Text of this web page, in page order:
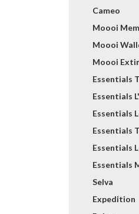
Cameo
Moooi
Moooi
Moooi
Essentials
Essentials
Essentials
Essentials
Essentials
Essentials
Selva
Expedition